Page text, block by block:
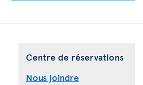
Centre de réservations
Nous joindre